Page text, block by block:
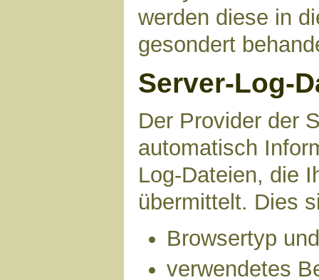
werden diese in
gesondert
Server-Log-
Der Provider der
automatisch
Log-Dateien, die
übermittelt. Dies
Browsertyp
verwendetes